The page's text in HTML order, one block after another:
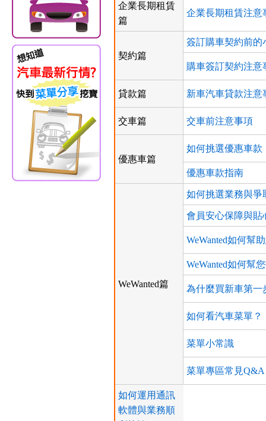
企業長期租賃
篇
企業長期租賃注意
契約篇
簽訂購車契約前的
購車簽訂契約注意
貸款篇 新車汽車貸款注
交車篇 交車前注意事項
優惠車篇
如何挑選優惠車款
優惠車款指南
WeWanted篇
如何挑選業務與爭
會員安心保障與貼
WeWanted如何幫
WeWanted如何幫
為什麼買新車第一
如何看汽車菜單？
菜單小常識
菜單專區常見Q&A
如何運用通訊
軟體與業務順